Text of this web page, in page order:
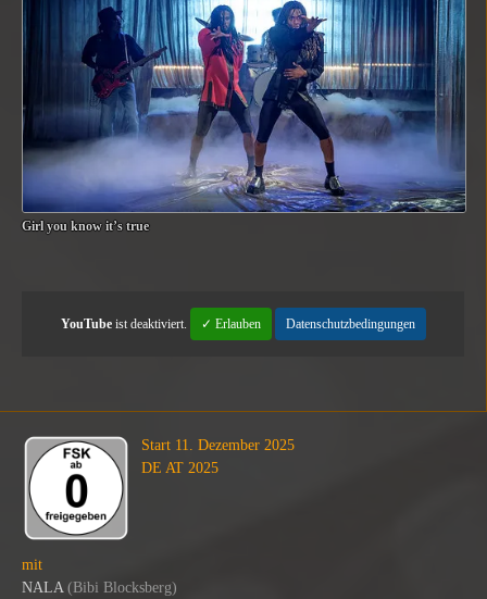
Girl you know it’s true
YouTubeist deaktiviert. ✓ Erlauben Datenschutzbedingungen
Start 11. Dezember 2025
DE AT 2025
mit
NALA(Bibi Blocksberg)